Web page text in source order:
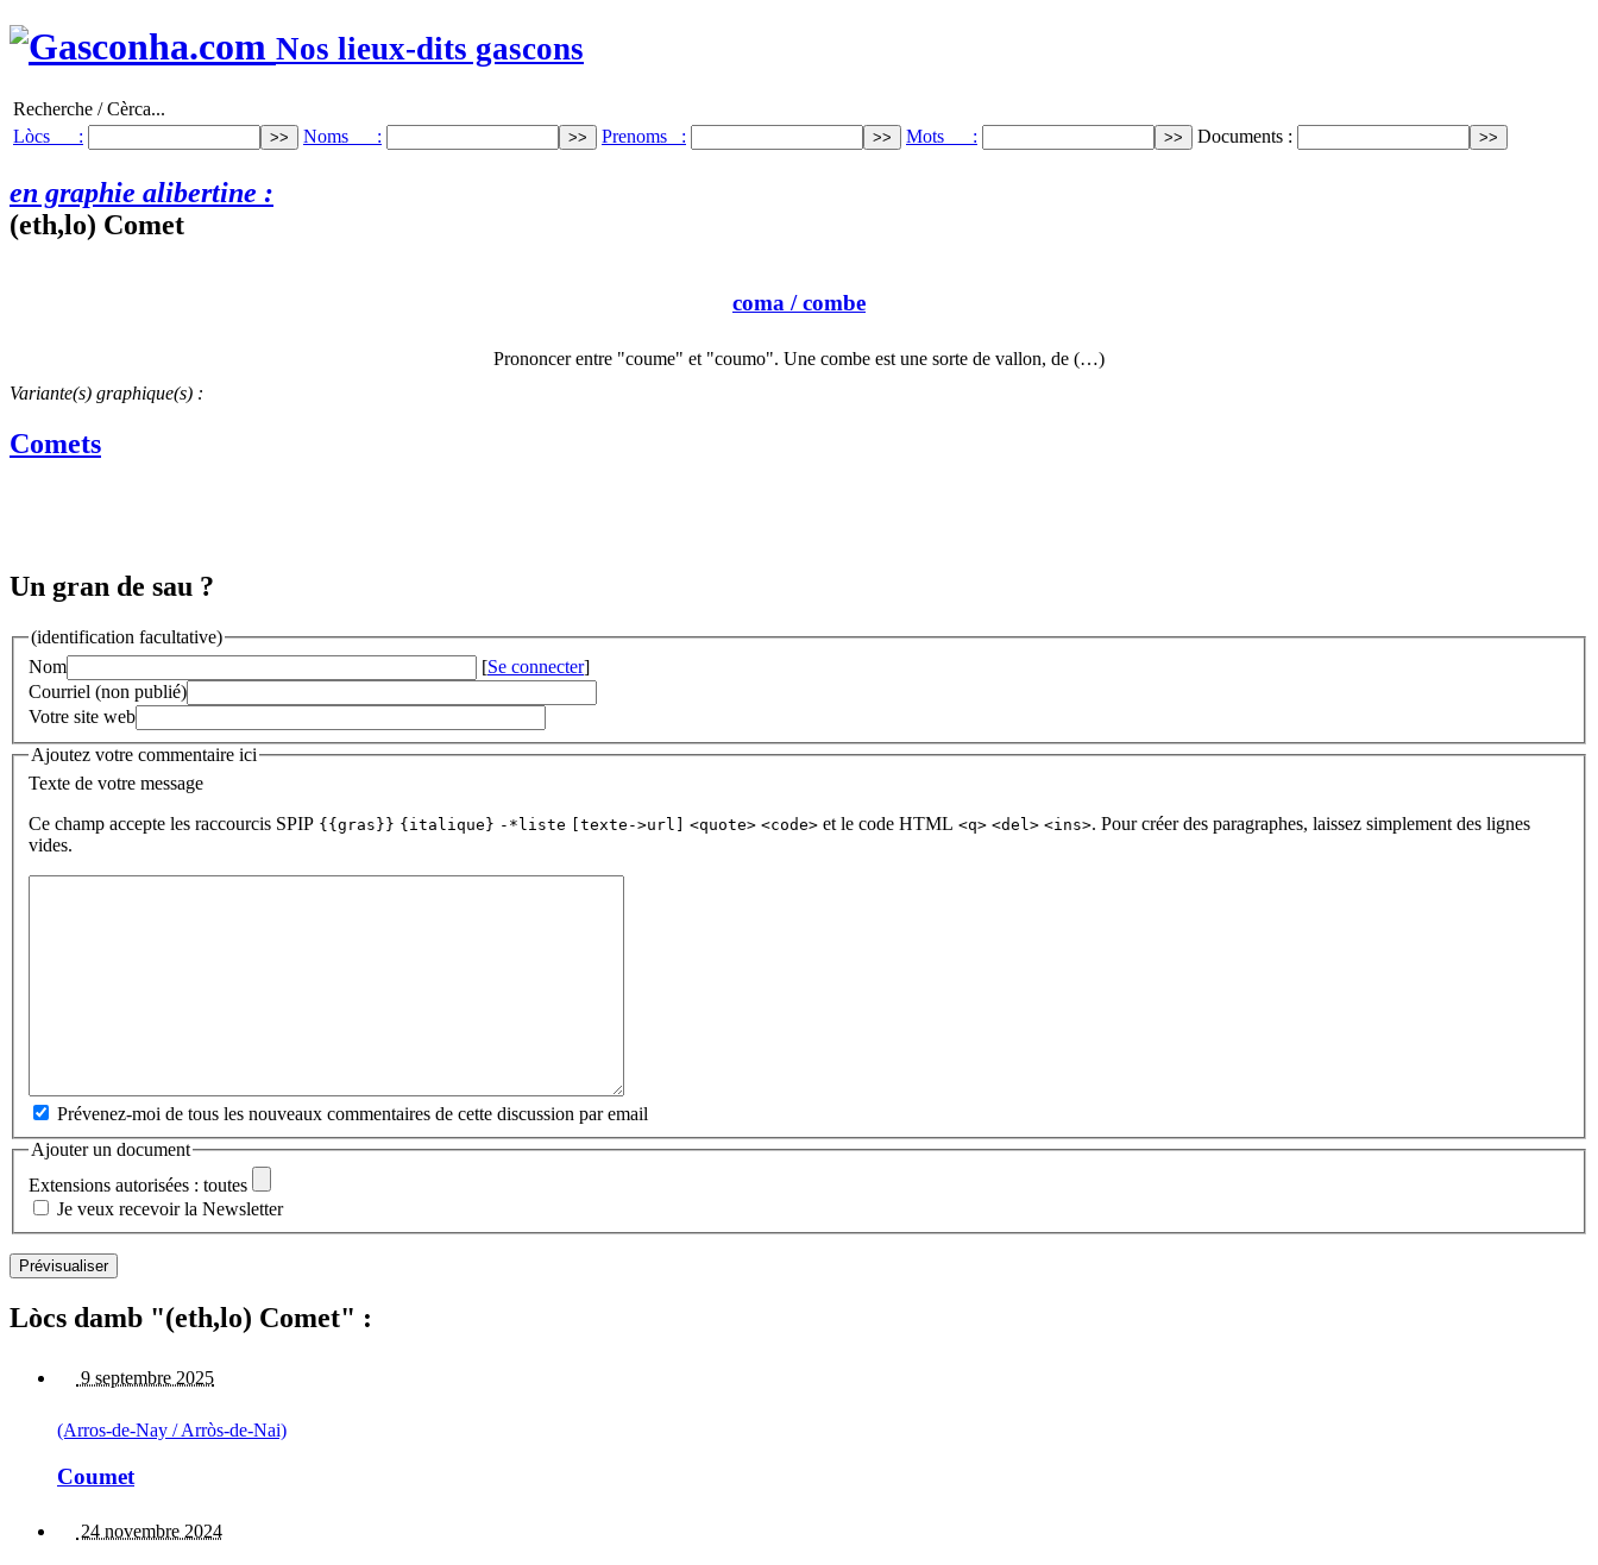
Nos lieux-dits gascons
Recherche / Cèrca...
Lòcs :
Noms : Prenoms : Mots : Documents :
en graphie alibertine :
(eth,lo) Comet
coma / combe
Prononcer entre "coume" et "coumo". Une combe est une sorte de vallon, de (…)
Variante(s) graphique(s) :
Comets
Un gran de sau ?
(identification facultative)
Nom
[Se connecter]
Courriel (non publié)
Votre site web
Ajoutez votre commentaire ici
Texte de votre message
Ce champ accepte les raccourcis SPIP {{gras}} {italique} -*liste [texte->url] <quote> <code> et le code HTML <q> <del> <ins>. Pour créer des paragraphes, laissez simplement des lignes
vides.
Prévenez-moi de tous les nouveaux commentaires de cette discussion par email
Ajouter un document
Extensions autorisées : toutes
Je veux recevoir la Newsletter
Lòcs damb "(eth,lo) Comet" :
9 septembre 2025
(Arros-de-Nay / Arròs-de-Nai)
Coumet
24 novembre 2024